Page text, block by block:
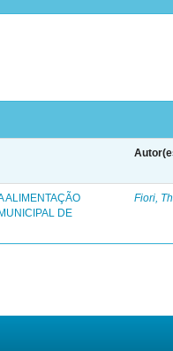
ALIMENTAÇÃO
DE
Fiori,